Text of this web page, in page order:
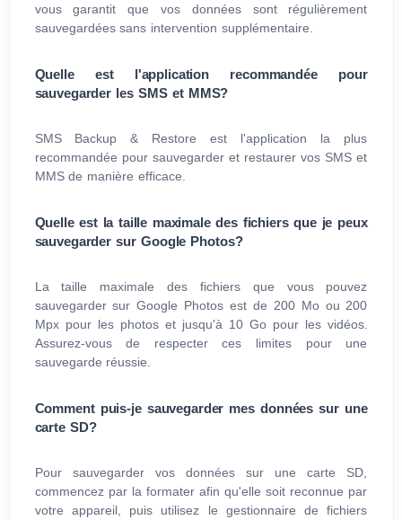
vous garantit que vos données sont régulièrement
sauvegardées sans intervention supplémentaire.
Quelle est l'application recommandée pour
sauvegarder les SMS et MMS?
SMS Backup & Restore est l'application la plus
recommandée pour sauvegarder et restaurer vos SMS et
MMS de manière efficace.
Quelle est la taille maximale des fichiers que je peux
sauvegarder sur Google Photos?
La taille maximale des fichiers que vous pouvez
sauvegarder sur Google Photos est de 200 Mo ou 200
Mpx pour les photos et jusqu'à 10 Go pour les vidéos.
Assurez-vous de respecter ces limites pour une
sauvegarde réussie.
Comment puis-je sauvegarder mes données sur une
carte SD?
Pour sauvegarder vos données sur une carte SD,
commencez par la formater afin qu'elle soit reconnue par
votre appareil, puis utilisez le gestionnaire de fichiers